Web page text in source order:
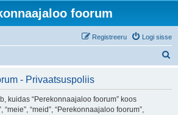
foorum
Logi sisse
Registreeru
- Privaatsuspoliis
kuidas “Perekonnaajaloo foorum” koos
“meid”, “Perekonnaajaloo foorum”,